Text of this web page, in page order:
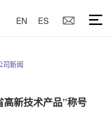
EN ES
司新闻
新技术产品”称号